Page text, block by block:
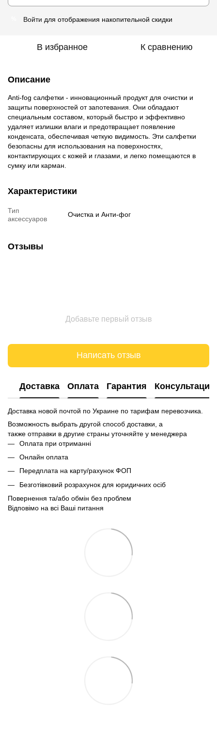
Войти для отображения накопительной скидки
В избранное К сравнению
Описание
Anti-fog салфетки - инновационный продукт для очистки и
защиты поверхностей от запотевания. Они обладают
специальным составом, который быстро и эффективно
удаляет излишки влаги и предотвращает появление
конденсата, обеспечивая четкую видимость. Эти салфетки
безопасны для использования на поверхностях,
контактирующих с кожей и глазами, и легко помещаются в
сумку или карман.
Характеристики
Тип
аксессуаров
Очистка и Анти-фог
Отзывы
Добавьте первый отзыв
Написать отзыв
Доставка Оплата Гарантия Консультация
Доставка новой почтой по Украине по тарифам перевозчика.
Возможность выбрать другой способ доставки, а
также отправки в другие страны уточняйте у менеджера
Оплата при отриманні
Онлайн оплата
Передплата на карту/рахунок ФОП
Безготівковий розрахунок для юридичних осіб
Повернення та/або обмін без проблем
Відповімо на всі Ваші питання